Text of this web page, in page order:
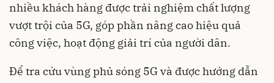
nhiều khách hàng được trải nghiệm chất lượng
vượt trội của 5G, góp phần nâng cao hiệu quả
công việc, hoạt động giải trí của người dân.
Để tra cứu vùng phủ sóng 5G và được hướng dẫn